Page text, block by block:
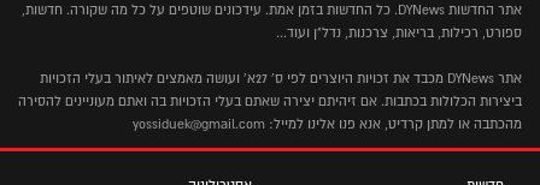
אתר החדשות DYNews. כל החדשות בזמן אמת. עידכונים שוטפים על כל מה שקורה. חדשות,
ספורט, רכילות, בריאות, צרכנות, נדל"ן ועוד...
אתר DYNews מכבד את זכויות היוצרים לפי ס' 27א' ועושה מאמצים לאיתור בעלי הזכויות
ביצירות הכלולות בכתבות. אם זיהיתם יצירה שאתם בעלי הזכויות בה ואתם מעוניינים להסירה
מהכתבה או למתן קרדיט, אנא פנו אלינו למייל: yossiduek@gmail.com